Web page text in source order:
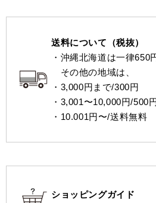
送料について（税抜）
・沖縄北海道は一律650
その他の地域は、
・3,000円まで/300円
・3,001〜10,000円/500
・10.001円〜/送料無料
ショッピングガイド